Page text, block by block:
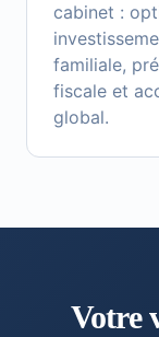
cabinet :
familiale,
fiscale et
global.
Votre